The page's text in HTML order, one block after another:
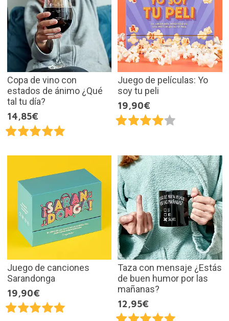
Copa de vino con
estados de ánimo ¿Qué
tal tu día?
14,85€
Juego de películas: Yo
soy tu peli
19,90€
Juego de canciones
Sarandonga
19,90€
Taza con mensaje ¿Estás
de buen humor por las
mañanas?
12,95€